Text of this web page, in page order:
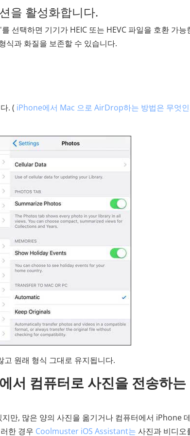
을 활성화합니다.
선택하면 기기가 HEIC 또는 HEVC 파일을 호환 가능
식과 화질을 보존할 수 있습니다.
. ( iPhone에서 Mac 으로 AirDrop하는 방법은 무엇
원래 형식 그대로 유지됩니다.
서 컴퓨터로 사진을 전송하는
만, 많은 양의 사진을 옮기거나 컴퓨터에서 iPhone
한 경우 Coolmuster iOS Assistant는 사진과 비디오